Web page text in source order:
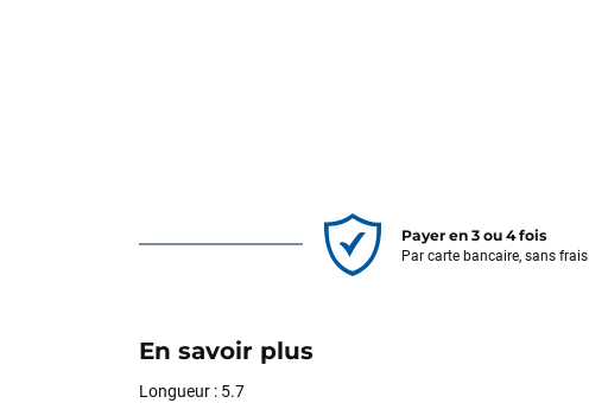
Payer en 3 ou 4 fois
Par carte bancaire, sans frais
En savoir plus
Longueur : 5.7